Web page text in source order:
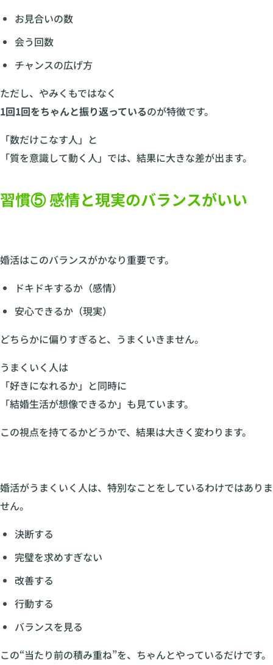
お見合いの数
会う回数
チャンスの広げ方
ただし、やみくもではなく
1回1回をちゃんと振り返っているのが特徴です。
「数だけこなす人」と
「質を意識して動く人」では、結果に大きな差が出ます。
習慣⑤ 感情と現実のバランスがいい
婚活はこのバランスがかなり重要です。
ドキドキするか（感情）
安心できるか（現実）
どちらかに偏りすぎると、うまくいきません。
うまくいく人は
「好きになれるか」と同時に
「結婚生活が想像できるか」も見ています。
この視点を持てるかどうかで、結果は大きく変わります。
婚活がうまくいく人は、特別なことをしているわけではありま
せん。
決断する
完璧を求めすぎない
改善する
行動する
バランスを見る
この“当たり前の積み重ね”を、ちゃんとやっているだけです。